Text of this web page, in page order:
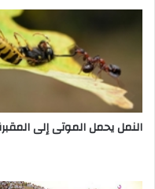
النمل يحمل الموتى إلى